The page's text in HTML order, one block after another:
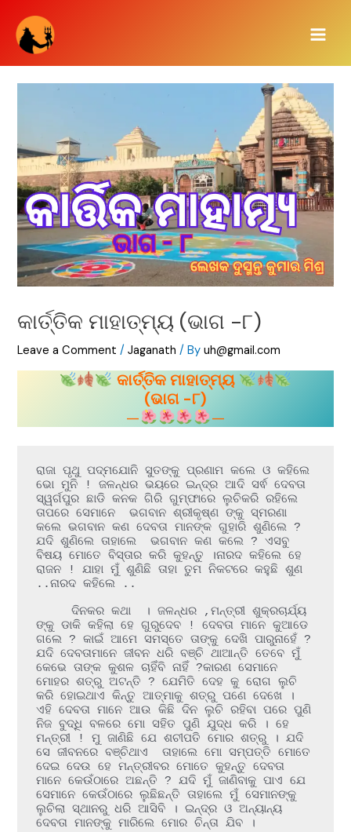
content
କାର୍ତ୍ତିକ ମାହାତ୍ମ୍ୟ (ଭାଗ -୮)
Leave a Comment /Jaganath / Byuh@gmail.com
କାର୍ତ୍ତିକ ମାହାତ୍ମ୍ୟ
(ଭାଗ -୮)
—
—
ରାଜା ପୃଥୁ ପଦ୍ମଯୋନି ସୁତଙ୍କୁ ପ୍ରଣାମ କଲେ ଓ କହିଲେ
ଭୋ ମୁନି ! ଜଳନ୍ଧର ଭୟରେ ଇନ୍ଦ୍ର ଆଦି ସର୍ଵ ଦେବତା
ସ୍ୱର୍ଗପୁର ଛାଡି କନକ ଗିରି ଗୁମ୍ଫାରେ ଲୁଚିକରି ରହିଲେ
ତାପରେ ସେମାନେ  ଭଗବାନ ଶ୍ରୀକୃଷ୍ଣ ଙ୍କୁ ସ୍ମରଣା
କଲେ ଭଗବାନ କଣ ଦେବତା ମାନଙ୍କ ଗୁହାରି ଶୁଣିଲେ ?
ଯଦି ଶୁଣିଲେ ତାହାଲେ  ଭଗବାନ କଣ କଲେ ? ଏସବୁ
ବିଷୟ ମୋତେ ବିସ୍ତାର କରି କୁହନ୍ତୁ ।ନାରଦ କହିଲେ ହେ
ରାଜନ ! ଯାହା ମୁଁ ଶୁଣିଛି ତାହା ତୁମ ନିକଟରେ କହୁଛି ଶୁଣ
..ନାରଦ କହିଲେ ..
ଙ୍କୁ ଡାକି କହିଲା ହେ ଗୁରୁଦେବ ! ଦେବତା ମାନେ କୁଆଡେ
ଗଲେ ? କାଇଁ ଆମେ ସମସ୍ତେ ତାଙ୍କୁ ଦେଖି ପାରୁନାହେଁ ?
ଯଦି ଦେବତାମାନେ ଜୀବନ ଧରି ବଞ୍ଚି ଥାଆନ୍ତି ତେବେ ମୁଁ
କେଭେ ତାଙ୍କ କୁଶଳ ଚାହିଁବି ନାହିଁ ?କାରଣ ସେମାନେ
ମୋହର ଶତ୍ରୁ ଅଟନ୍ତି ? ଯେମିତି ଦେହ କୁ ରୋଗ ଲୁଚି
କରି ହୋଇଥାଏ କିନ୍ତୁ ଆତ୍ମାକୁ ଶତ୍ରୁ ପଣେ ଦେଖେ ।
ଏହି ଦେବତା ମାନେ ଆଉ କିଛି ଦିନ ଲୁଚି ରହିବା ପରେ ପୁଣି
ନିଜ ବୁଦ୍ଧି ବଳରେ ମୋ ସହିତ ପୁଣି ଯୁଦ୍ଧ କରି । ହେ
ମନ୍ତ୍ରୀ ! ମୁ ଜାଣିଛି ଯେ ଶଚୀପତି ମୋର ଶତ୍ରୁ । ଯଦି
ସେ ଜୀବନରେ ବଞ୍ଚିଥାଏ  ତାହାଲେ ମୋ ସମ୍ପତ୍ତି ମୋତେ
ଦେଇ ଦେଉ ହେ ମନ୍ତ୍ରୀବର ମୋତେ କୁହନ୍ତୁ ଦେବତା
ମାନେ କେଉଁଠାରେ ଅଛନ୍ତି ? ଯଦି ମୁଁ ଜାଣିବାକୁ ପାଏ ଯେ
ସେମାନେ କେଉଁଠାରେ ଲୁଛିଛନ୍ତି ତାହାଲେ ମୁଁ ସେମାନଙ୍କୁ
ଲୁଚିଲା ସ୍ଥାନରୁ ଧରି ଆସିବି । ଇନ୍ଦ୍ର ଓ ଅନ୍ୟାନ୍ୟ
ଦେବତା ମାନଙ୍କୁ ମାରିଲେ ମୋର ଚିନ୍ତା ଯିବ ।